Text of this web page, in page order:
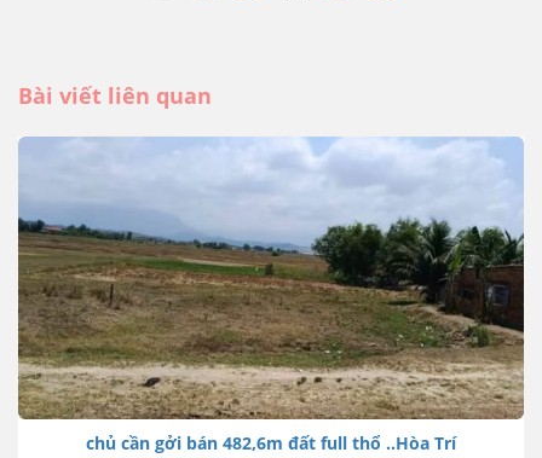
Bài viết liên quan
chủ cần gởi bán 482,6m đất full thổ ..Hòa Trí